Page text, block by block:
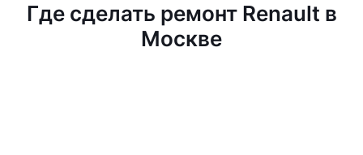
Где сделать ремонт Renault в
Москве